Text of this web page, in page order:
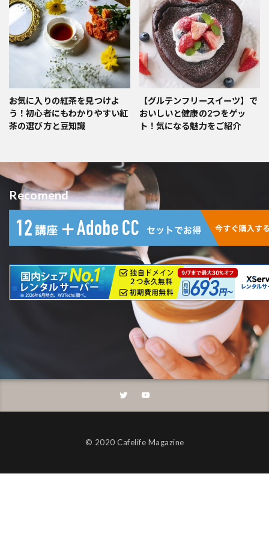
お気に入りの紅茶を見つけよ
う！初心者にもわかりやすい紅
茶の選び方と豆知識
【グルテンフリースイーツ】で
おいしいと健康の2つをゲッ
ト！気になる魅力をご紹介
Recomend
©︎ 2020 Cafelife Magazine